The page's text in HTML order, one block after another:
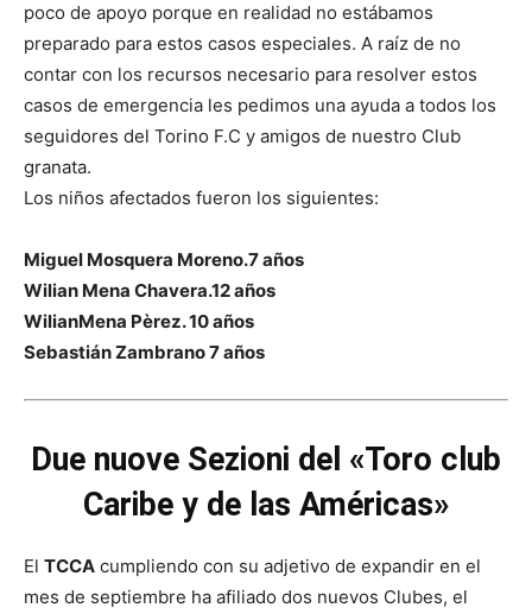
poco de apoyo porque en realidad no estábamos
preparado para estos casos especiales. A raíz de no
contar con los recursos necesario para resolver estos
casos de emergencia les pedimos una ayuda a todos los
seguidores del Torino F.C y amigos de nuestro Club
granata.
Los niños afectados fueron los siguientes:
Miguel Mosquera Moreno.7 años
Wilian Mena Chavera.12 años
WilianMena Pèrez. 10 años
Sebastián Zambrano 7 años
Due nuove Sezioni del «Toro club
Caribe y de las Américas»
El TCCA cumpliendo con su adjetivo de expandir en el
mes de septiembre ha afiliado dos nuevos Clubes, el